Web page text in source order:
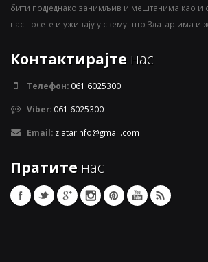
бити подједнако занимљив и мештанима као и
нас посете и уживају у свему што Златар има и
Контактирајте нас
Телефон: 061 6025300
Viber: 061 6025300
Email: zlatarinfo@gmail.com
Пратите нас